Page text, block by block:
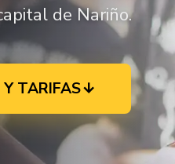
de Nariño.
TARIFAS